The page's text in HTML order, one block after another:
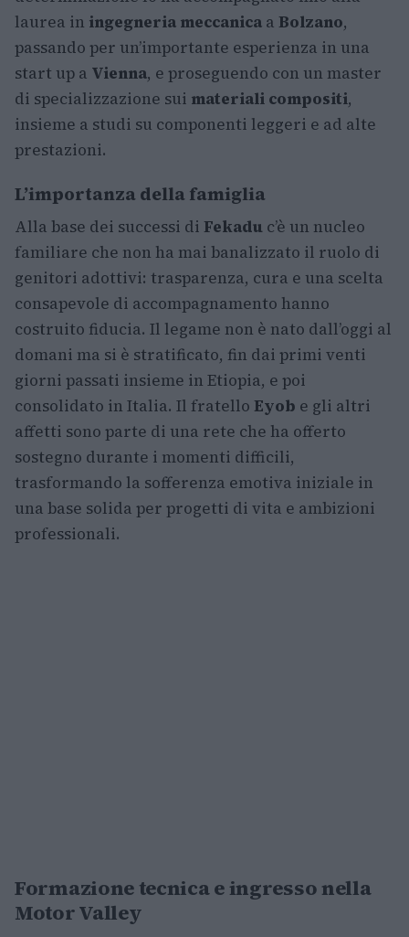
laurea in ingegneria meccanica a Bolzano,
passando per un’importante esperienza in una
start up a Vienna, e proseguendo con un master
di specializzazione sui materiali compositi,
insieme a studi su componenti leggeri e ad alte
prestazioni.
L’importanza della famiglia
Alla base dei successi di Fekadu c’è un nucleo
familiare che non ha mai banalizzato il ruolo di
genitori adottivi: trasparenza, cura e una scelta
consapevole di accompagnamento hanno
costruito fiducia. Il legame non è nato dall’oggi al
domani ma si è stratificato, fin dai primi venti
giorni passati insieme in Etiopia, e poi
consolidato in Italia. Il fratello Eyob e gli altri
affetti sono parte di una rete che ha offerto
sostegno durante i momenti difficili,
trasformando la sofferenza emotiva iniziale in
una base solida per progetti di vita e ambizioni
professionali.
Formazione tecnica e ingresso nella
Motor Valley